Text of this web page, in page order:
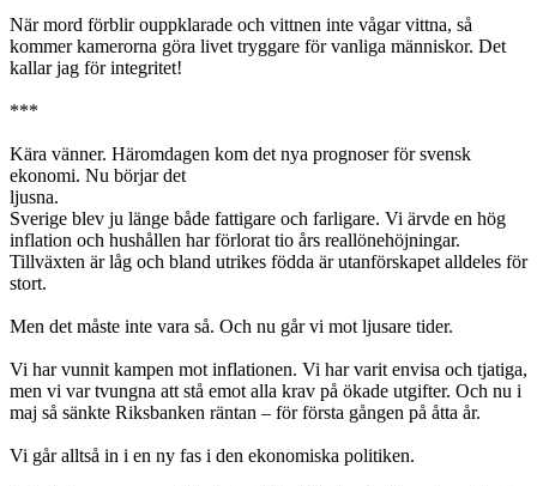
När mord förblir ouppklarade och vittnen inte vågar vittna, så
kommer kamerorna göra livet tryggare för vanliga människor. Det
kallar jag för integritet!
***
Kära vänner. Häromdagen kom det nya prognoser för svensk
ekonomi. Nu börjar det
ljusna.
Sverige blev ju länge både fattigare och farligare. Vi ärvde en hög
inflation och hushållen har förlorat tio års reallönehöjningar.
Tillväxten är låg och bland utrikes födda är utanförskapet alldeles för
stort.
Men det måste inte vara så. Och nu går vi mot ljusare tider.
Vi har vunnit kampen mot inflationen. Vi har varit envisa och tjatiga,
men vi var tvungna att stå emot alla krav på ökade utgifter. Och nu i
maj så sänkte Riksbanken räntan – för första gången på åtta år.
Vi går alltså in i en ny fas i den ekonomiska politiken.